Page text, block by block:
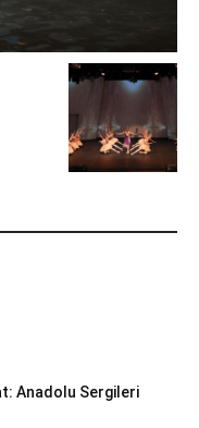
Anadolu Sergileri